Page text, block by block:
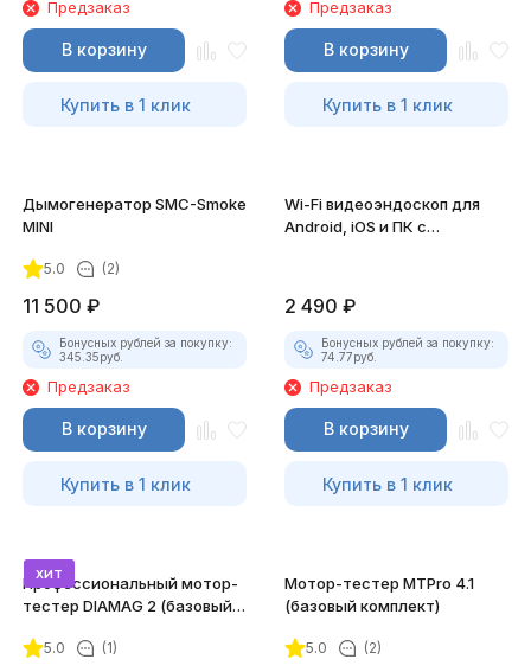
Предзаказ
В корзину
Купить в 1 клик
Предзаказ
В корзину
Купить в 1 клик
Дымогенератор SMC-Smoke
MINI
5.0 (2)
11 500 ₽
Бонусных рублей за покупку:
345.35руб.
Предзаказ
В корзину
Купить в 1 клик
Wi-Fi видеоэндоскоп для
Android, iOS и ПК с
2 490 ₽
Бонусных рублей за покупку:
74.77руб.
Предзаказ
В корзину
Купить в 1 клик
хит
Профессиональный мотор-
тестер DIAMAG 2 (базовый
5.0 (1)
Мотор-тестер MTPro 4.1
(базовый комплект)
5.0 (2)